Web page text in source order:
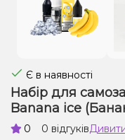
Є в наявності
Набір для
Banana ice
0 0 відгуків